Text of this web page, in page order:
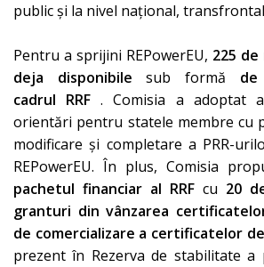
public și la nivel național,
Pentru a sprijini REPowerEU, 225 de
deja disponibile sub formă
cadrul RRF . Comisia a adoptat
orientări pentru statele membre cu
modificare și completare a PRR-
REPowerEU. În plus, Comisia
pachetul financiar al RRF cu 20
granturi din vânzarea
de comercializare a certificatelor
prezent în Rezerva de stabilitate